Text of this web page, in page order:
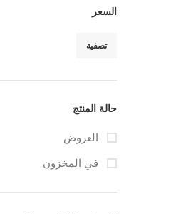
السعر
تصفية
حالة المنتج
العروض
في المخزون